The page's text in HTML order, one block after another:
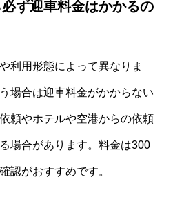
ず迎車料金はかかるの
利用形態によって異なりま
場合は迎車料金がかからない
頼やホテルや空港からの依頼
場合があります。料金は300
認がおすすめです。